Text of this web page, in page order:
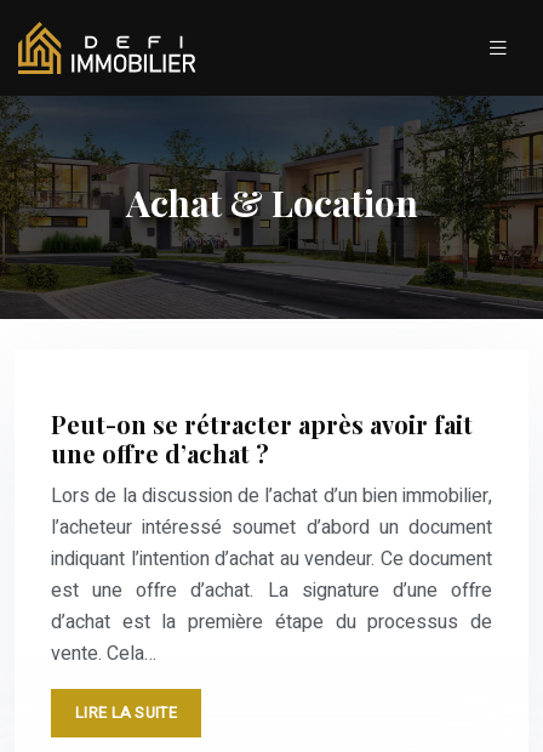
Achat & Location
Peut-on se rétracter après avoir fait
une offre d’achat ?
Lors de la discussion de l’achat d’un bien immobilier,
l’acheteur intéressé soumet d’abord un document
indiquant l’intention d’achat au vendeur. Ce document
est une offre d’achat. La signature d’une offre
d’achat est la première étape du processus de
vente. Cela…
LIRE LA SUITE